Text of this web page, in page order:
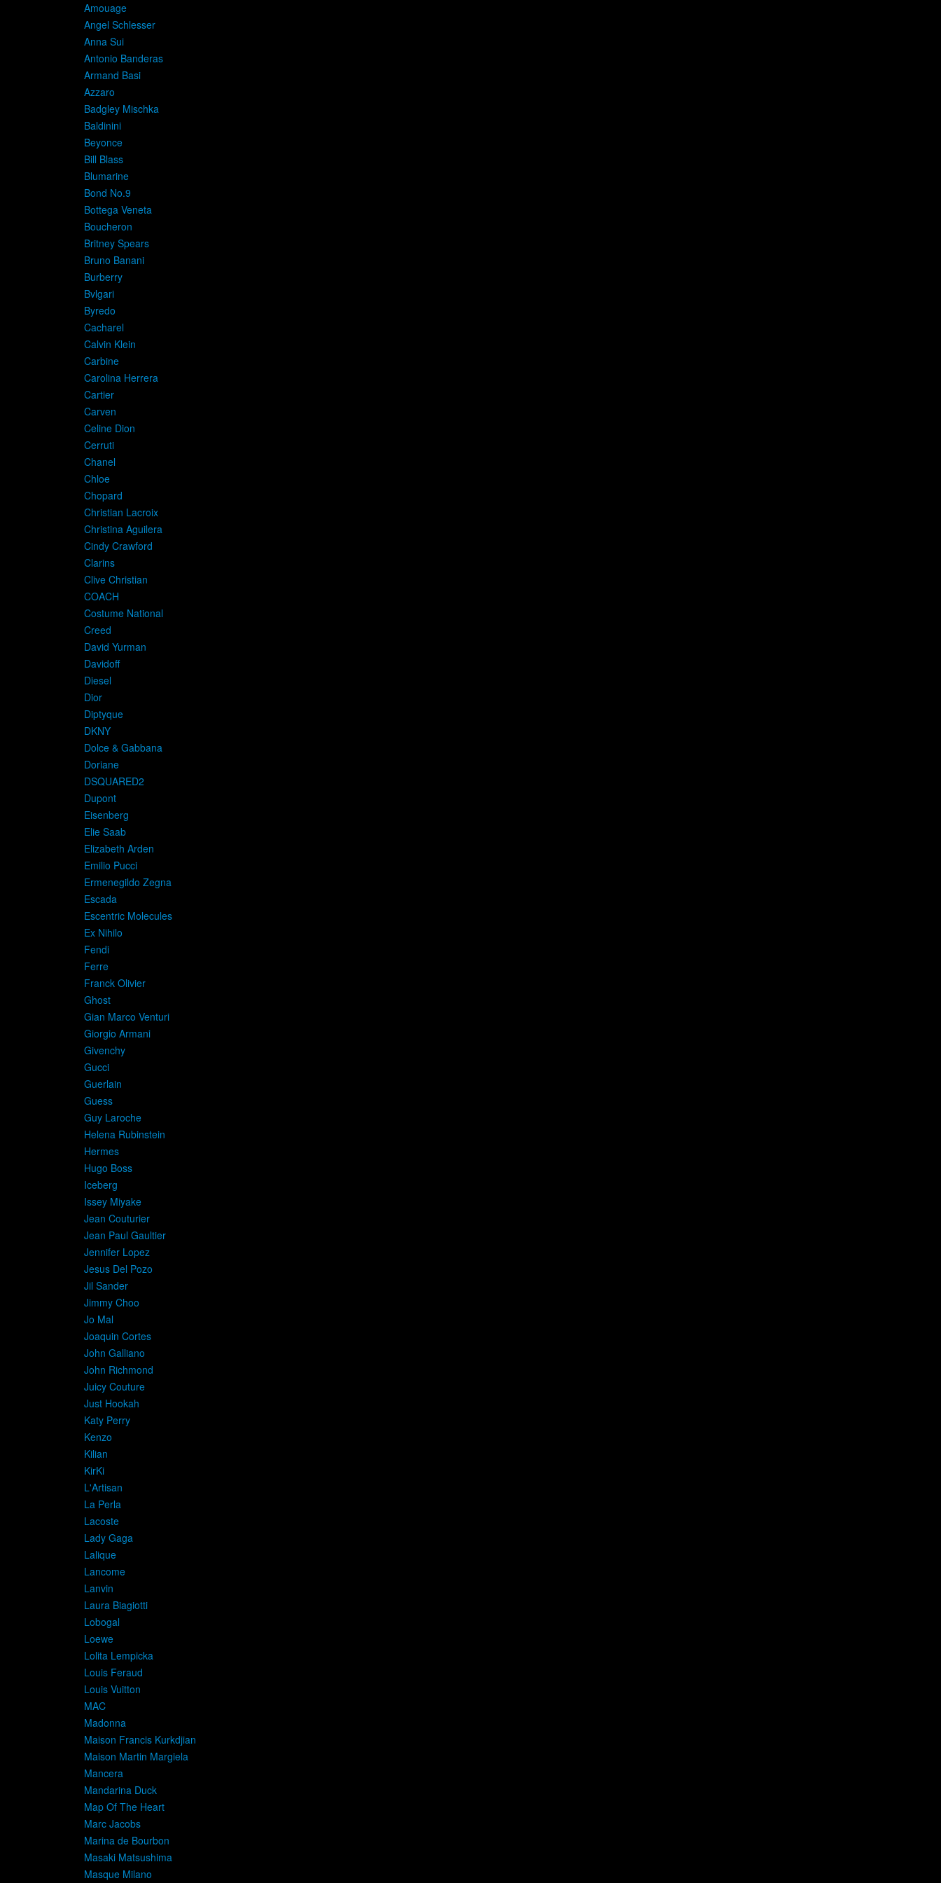
Amouage
Angel Schlesser
Anna Sui
Antonio Banderas
Armand Basi
Azzaro
Badgley Mischka
Baldinini
Beyonce
Bill Blass
Blumarine
Bond No.9
Bottega Veneta
Boucheron
Britney Spears
Bruno Banani
Burberry
Bvlgari
Byredo
Cacharel
Calvin Klein
Carbine
Carolina Herrera
Cartier
Carven
Celine Dion
Cerruti
Chanel
Chloe
Chopard
Christian Lacroix
Christina Aguilera
Cindy Crawford
Clarins
Clive Christian
COACH
Costume National
Creed
David Yurman
Davidoff
Diesel
Dior
Diptyque
DKNY
Dolce & Gabbana
Doriane
DSQUARED2
Dupont
Eisenberg
Elie Saab
Elizabeth Arden
Emilio Pucci
Ermenegildo Zegna
Escada
Escentric Molecules
Ex Nihilo
Fendi
Ferre
Franck Olivier
Ghost
Gian Marco Venturi
Giorgio Armani
Givenchy
Gucci
Guerlain
Guess
Guy Laroche
Helena Rubinstein
Hermes
Hugo Boss
Iceberg
Issey Miyake
Jean Couturier
Jean Paul Gaultier
Jennifer Lopez
Jesus Del Pozo
Jil Sander
Jimmy Choo
Jo Mal
Joaquin Cortes
John Galliano
John Richmond
Juicy Couture
Just Hookah
Katy Perry
Kenzo
Kilian
KirKi
L'Artisan
La Perla
Lacoste
Lady Gaga
Lalique
Lancome
Lanvin
Laura Biagiotti
Lobogal
Loewe
Lolita Lempicka
Louis Feraud
Louis Vuitton
MAC
Madonna
Maison Francis Kurkdjian
Maison Martin Margiela
Mancera
Mandarina Duck
Map Of The Heart
Marc Jacobs
Marina de Bourbon
Masaki Matsushima
Masque Milano